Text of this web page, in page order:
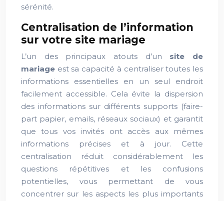
sérénité.
Centralisation de l’information
sur votre site mariage
L’un des principaux atouts d’un site de
mariage est sa capacité à centraliser toutes les
informations essentielles en un seul endroit
facilement accessible. Cela évite la dispersion
des informations sur différents supports (faire-
part papier, emails, réseaux sociaux) et garantit
que tous vos invités ont accès aux mêmes
informations précises et à jour. Cette
centralisation réduit considérablement les
questions répétitives et les confusions
potentielles, vous permettant de vous
concentrer sur les aspects les plus importants